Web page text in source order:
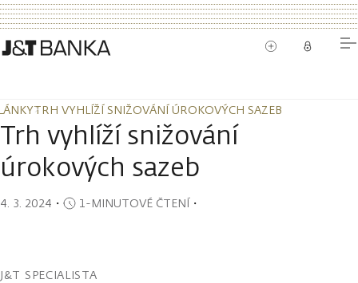
TRH VYHLÍŽÍ SNIŽOVÁNÍ ÚROKOVÝCH SAZEB
TRH VYHLÍŽÍ SNIŽOVÁNÍ ÚROKOVÝCH SAZEB
Trh vyhlíží snižování
úrokových sazeb
4. 3. 2024 ・ 1-MINUTOVÉ ČTENÍ・
J&T SPECIALISTA